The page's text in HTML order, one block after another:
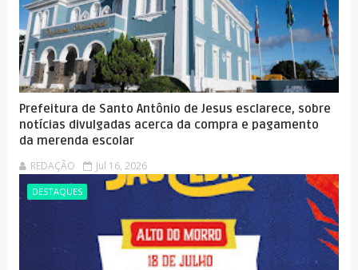
Prefeitura de Santo Antônio de Jesus esclarece, sobre
notícias divulgadas acerca da compra e pagamento
da merenda escolar
REDAÇÃO Jul 16, 2026
DESTAQUES